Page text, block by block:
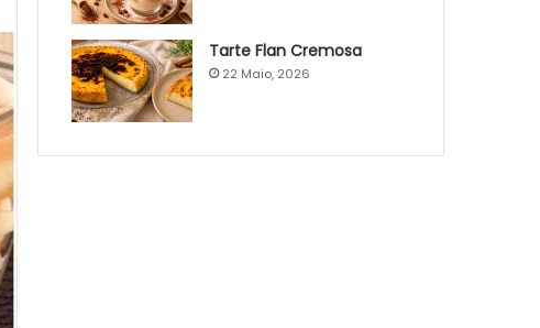
Tarte Flan Cremosa
22 Maio, 2026